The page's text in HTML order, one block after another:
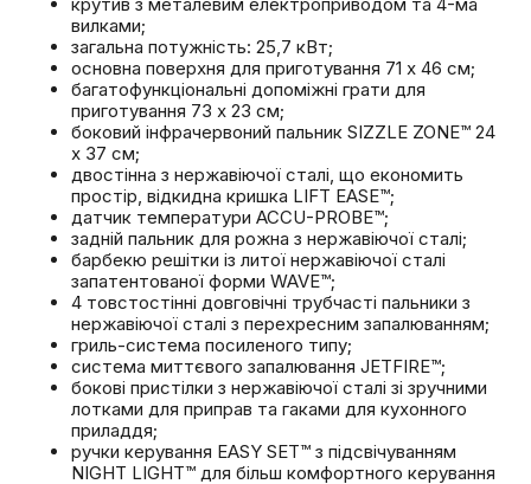
вилками;
загальна потужність: 25,7 кВт;
основна поверхня для приготування 71 х 46 см;
багатофункціональні допоміжні грати для
приготування 73 x 23 см;
боковий інфрачервоний пальник SIZZLE ZONE™ 24
х 37 см;
двостінна з нержавіючої сталі, що економить
простір, відкидна кришка LIFT EASE™;
датчик температури ACCU-PROBE™;
задній пальник для рожна з нержавіючої сталі;
барбекю решітки із литої нержавіючої сталі
запатентованої форми WAVE™;
4 товстостінні довговічні трубчасті пальники з
нержавіючої сталі з перехресним запалюванням;
гриль-система посиленого типу;
система миттєвого запалювання JETFIRE™;
бокові пристілки з нержавіючої сталі зі зручними
лотками для приправ та гаками для кухонного
приладдя;
ручки керування EASY SET™ з підсвічуванням
NIGHT LIGHT™ для більш комфортного керування